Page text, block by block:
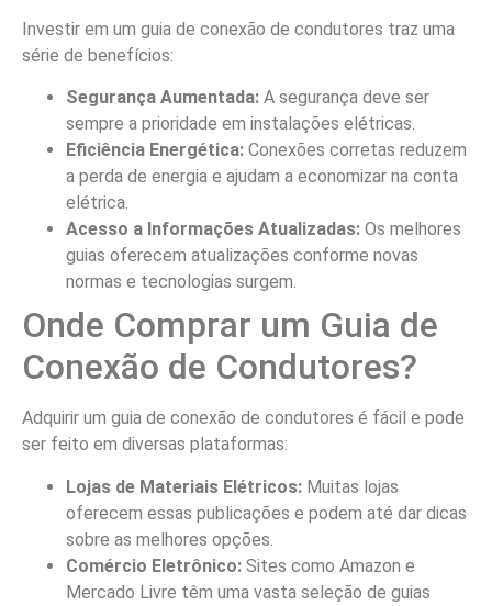
Investir em um guia de conexão de condutores traz uma
série de benefícios:
Segurança Aumentada: A segurança deve ser
sempre a prioridade em instalações elétricas.
Eficiência Energética: Conexões corretas reduzem
a perda de energia e ajudam a economizar na conta
elétrica.
Acesso a Informações Atualizadas: Os melhores
guias oferecem atualizações conforme novas
normas e tecnologias surgem.
Onde Comprar um Guia de
Conexão de Condutores?
Adquirir um guia de conexão de condutores é fácil e pode
ser feito em diversas plataformas:
Lojas de Materiais Elétricos: Muitas lojas
oferecem essas publicações e podem até dar dicas
sobre as melhores opções.
Comércio Eletrônico: Sites como Amazon e
Mercado Livre têm uma vasta seleção de guias